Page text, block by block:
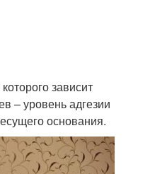
зависит
– уровень адгезии
основания.